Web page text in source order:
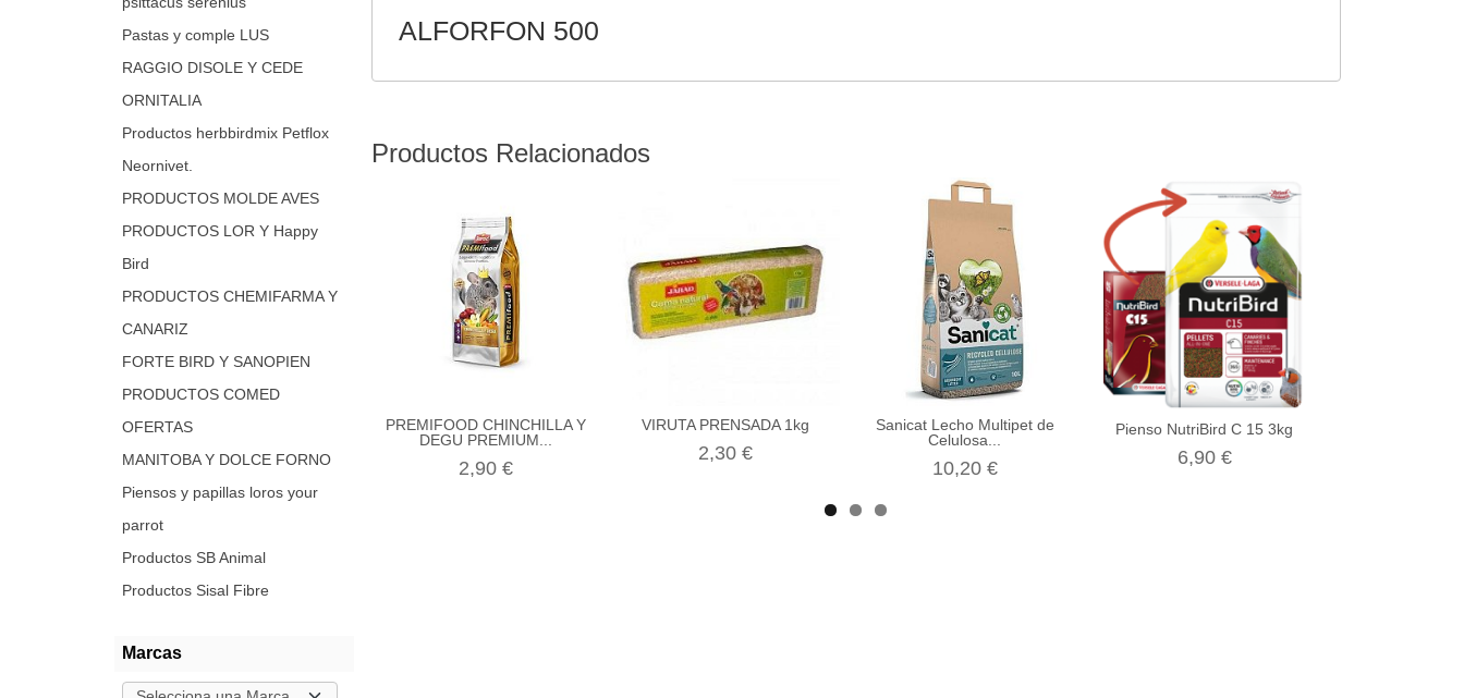
Pastas y comple LUS
RAGGIO DISOLE Y CEDE
ORNITALIA
Productos herbbirdmix Petflox
Neornivet.
PRODUCTOS MOLDE AVES
PRODUCTOS LOR Y Happy
Bird
PRODUCTOS CHEMIFARMA Y
CANARIZ
FORTE BIRD Y SANOPIEN
PRODUCTOS COMED
OFERTAS
MANITOBA Y DOLCE FORNO
Piensos y papillas loros your
parrot
Productos SB Animal
Productos Sisal Fibre
Marcas
ALFORFON 500
Productos Relacionados
PREMIFOOD CHINCHILLA Y
DEGU PREMIUM...
2,90 €
VIRUTA PRENSADA 1kg
2,30 €
Sanicat Lecho Multipet de
Celulosa...
10,20 €
Pienso NutriBird C 15 3kg
6,90 €